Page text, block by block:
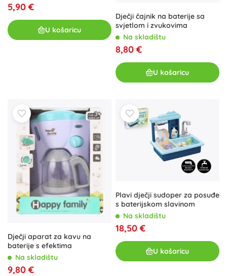
5,90 €
U košaricu
Dječji čajnik na baterije sa
svjetlom i zvukovima
Na skladištu
8,80 €
U košaricu
Dječji aparat za kavu na
baterije s efektima
Na skladištu
9,80 €
Plavi dječji sudoper za posuđe
s baterijskom slavinom
Na skladištu
18,50 €
U košaricu